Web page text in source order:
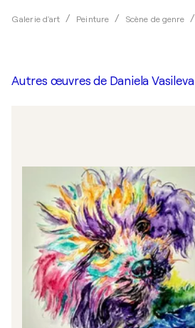
Galerie d'art Peinture Scène de genre
Autres œuvres de Daniela Vasileva